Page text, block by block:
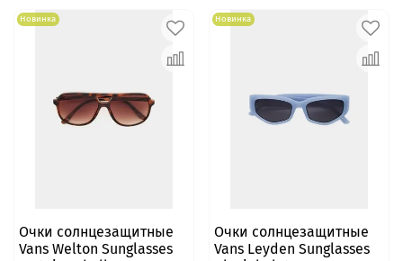
Новинка
Очки солнцезащитные
Vans Welton Sunglasses
Новинка
Очки солнцезащитные
Vans Leyden Sunglasses